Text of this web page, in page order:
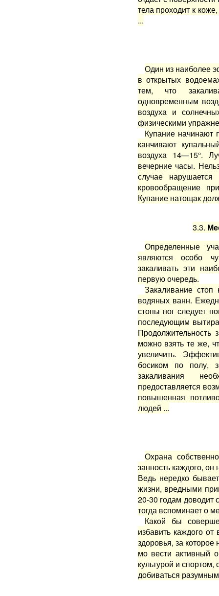
тела проходит к
...
Один из наиболее
в открытых
тем, что
одновременным
воздуха и
физическими
Купание
канчивают
воздуха 14—15°.
вечерние часы.
случае
кровообращение
Купание натощак
3.3.
Определенные
являются особо
закаливать эти
первую очередь.
Закаливание
водя­ных ванн.
стопы ног следует
последующим
можно взять те же,
увеличить.
босиком по полу,
закаливания
предоставляется
повышенная
людей ...
Охрана
занность каждого,
Ведь нередко
жизни, вредными
20-30 годам доводит
тогда вспоминает о
Какой бы
избавить каждого
здоровья, за
мо вести активный
культурой и
добиваться